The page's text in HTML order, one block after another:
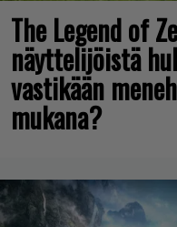
The Legend of
näyttelijöistä
vastikään
mukana?